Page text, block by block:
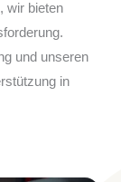
wir bieten
und unseren
in